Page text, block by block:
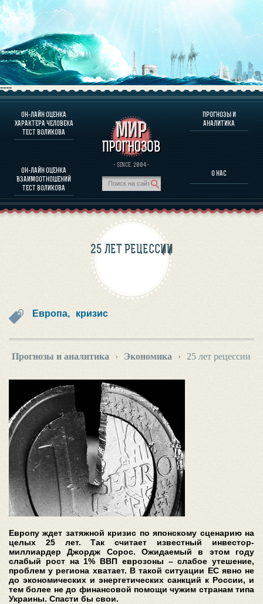
----
ОН-ЛАЙН ОЦЕНКА
ХАРАКТЕРА ЧЕЛОВЕКА
ТЕСТ ВОЛИКОВА
ОН-ЛАЙН ОЦЕНКА
ВЗАИМООТНОШЕНИЙ
ТЕСТ ВОЛИКОВА
· SINCE. 2004 ·
ПРОГНОЗЫ И
АНАЛИТИКА
О НАС
О ПРОГРАММЕ
ОЦЕНКА ХАРАКТЕРA ЧЕЛОВЕКА
ОЦЕНКА ХАРАКТЕРА ВЫДАЮЩИХСЯ ЛИЧНОСТЕЙ
О ПРОГРАММЕ
ПРОГНОЗЫ И АНАЛИТИКА
25 ЛЕТ РЕЦЕССИИ
Европа, кризис
Прогнозы и аналитика › Экономика › 25 лет рецессии
Европу ждет затяжной кризис по японскому сценарию на
целых 25 лет. Так считает известный инвестор-
миллиардер Джордж Сорос. Ожидаемый в этом году
слабый рост на 1% ВВП еврозоны – слабое утешение,
проблем у региона хватает. В такой ситуации ЕС явно не
до экономических и энергетических санкций к России, и
тем более не до финансовой помощи чужим странам типа
Украины. Спасти бы свои.